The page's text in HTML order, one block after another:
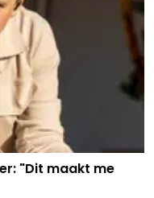
"Dit maakt me